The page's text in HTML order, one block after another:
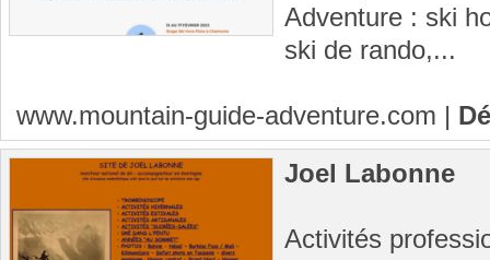
Adventure : ski
ski de rando,...
www.mountain-guide-adventure.com |
Joel Labonne
Activités